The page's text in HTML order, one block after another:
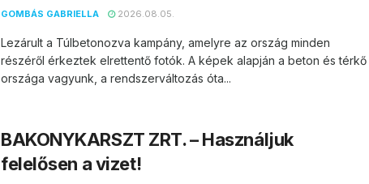
GOMBÁS GABRIELLA 2026.08.05.
Lezárult a Túlbetonozva kampány, amelyre az ország minden
részéről érkeztek elrettentő fotók. A képek alapján a beton és térkő
országa vagyunk, a rendszerváltozás óta...
BAKONYKARSZT ZRT. – Használjuk
felelősen a vizet!